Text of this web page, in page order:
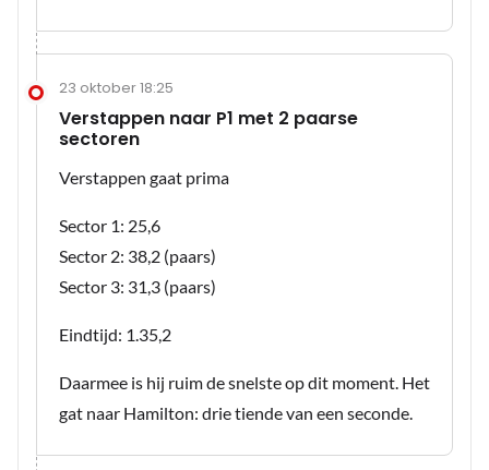
23 oktober 18:25
Verstappen naar P1 met 2 paarse
sectoren
Verstappen gaat prima
Sector 1: 25,6
Sector 2: 38,2 (paars)
Sector 3: 31,3 (paars)
Eindtijd: 1.35,2
Daarmee is hij ruim de snelste op dit moment. Het
gat naar Hamilton: drie tiende van een seconde.